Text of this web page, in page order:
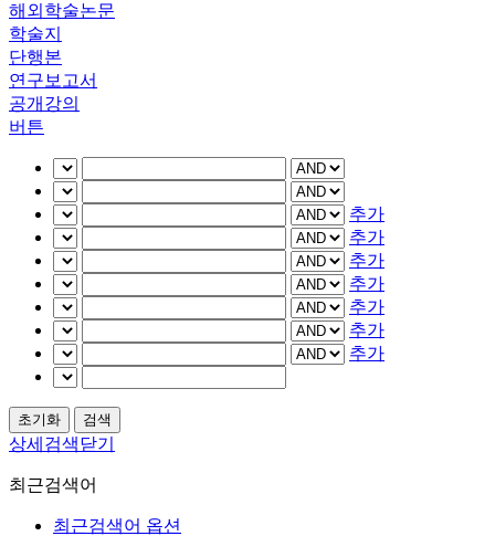
해외학술논문
학술지
단행본
연구보고서
공개강의
버튼
추가
추가
추가
추가
추가
추가
추가
상세검색닫기
최근검색어
최근검색어 옵션